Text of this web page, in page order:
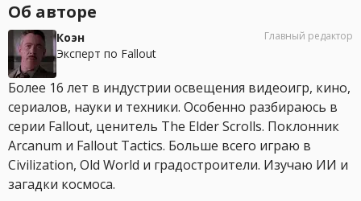
Об авторе
Коэн
Эксперт по Fallout
Главный редактор
Более 16 лет в индустрии освещения видеоигр, кино,
сериалов, науки и техники. Особенно разбираюсь в
серии Fallout, ценитель The Elder Scrolls. Поклонник
Arcanum и Fallout Tactics. Больше всего играю в
Civilization, Old World и градостроители. Изучаю ИИ и
загадки космоса.